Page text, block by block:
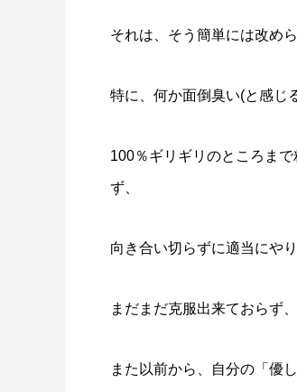
それは、そう簡単には改め
特に、何か面倒臭い(と感じ
100％ギリギリのところま
ず、
向き合い切らずに適当にや
まだまだ克服出来ておらず
また以前から、自分の「優